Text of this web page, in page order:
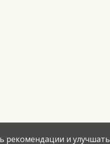
рекомендации и улучшать